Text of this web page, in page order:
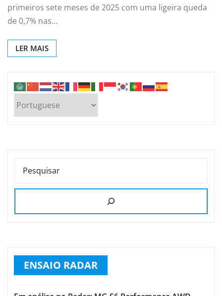
primeiros sete meses de 2025 com uma ligeira queda
de 0,7% nas…
LER MAIS
PESQUISAR
ENSAIO RADAR